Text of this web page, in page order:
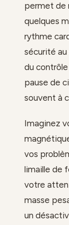
permet de
quelques
rythme
sécurité
du
pause de
souvent à
Imaginez
vos
limaille de
votre
masse
un